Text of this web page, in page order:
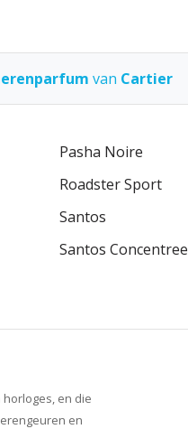
van Cartier
Pasha Noire
Roadster Sport
Santos
Santos Concentree
en die
en